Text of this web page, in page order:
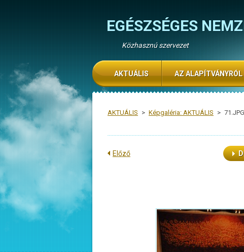
EGÉSZSÉGES
Közhasznú szervezet
AKTUÁLIS > Képgaléria: AKTUÁLIS > 71.JPG
Előző
AKTUÁLIS AZ ALAPÍTVÁNYRÓL